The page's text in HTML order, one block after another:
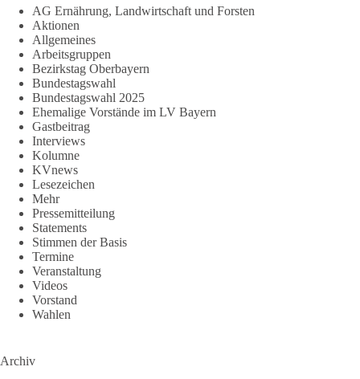
AG Ernährung, Landwirtschaft und Forsten
Aktionen
Allgemeines
Arbeitsgruppen
Bezirkstag Oberbayern
Bundestagswahl
Bundestagswahl 2025
Ehemalige Vorstände im LV Bayern
Gastbeitrag
Interviews
Kolumne
KVnews
Lesezeichen
Mehr
Pressemitteilung
Statements
Stimmen der Basis
Termine
Veranstaltung
Videos
Vorstand
Wahlen
Archiv